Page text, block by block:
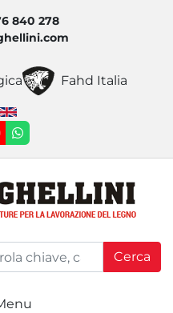
840 278
Fahd Italia
whatsapp
Cerca